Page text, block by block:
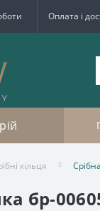
Оплата і
кільця
бр-